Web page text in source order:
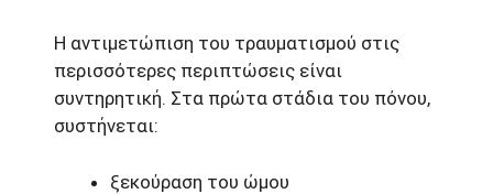
Η αντιμετώπιση του τραυματισμού στις
περισσότερες περιπτώσεις είναι
συντηρητική. Στα πρώτα στάδια του πόνου,
συστήνεται:
ξεκούραση του ώμου